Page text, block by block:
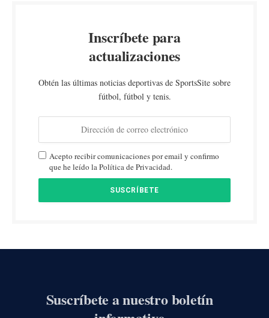
Inscríbete para
actualizaciones
Obtén las últimas noticias deportivas de SportsSite sobre
fútbol, fútbol y tenis.
Acepto recibir comunicaciones por email y confirmo
que he leído la Política de Privacidad.
Suscríbete a nuestro boletín